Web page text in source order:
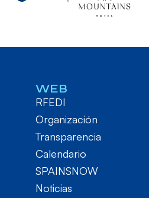
WEB
RFEDI
Organización
Transparencia
Calendario
SPAINSNOW
Noticias